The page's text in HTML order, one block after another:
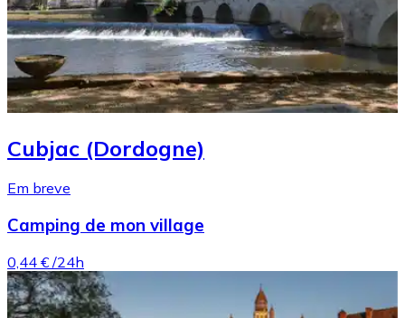
Cubjac (Dordogne)
Em breve
Camping de mon village
0,44 € /24h